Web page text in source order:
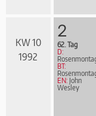
KW 10
1992
2
62. Tag
D:
BT:
EN: John
Wesley